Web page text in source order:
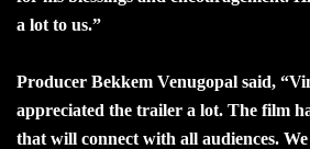
a lot to us.”
Producer Bekkem Venugopal said,
appreciated the trailer a lot. The film
that will connect with all audiences.